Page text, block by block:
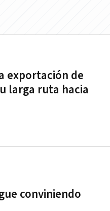
exportación de
larga ruta hacia
conviniendo